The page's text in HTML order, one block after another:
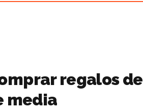
regalos de
media